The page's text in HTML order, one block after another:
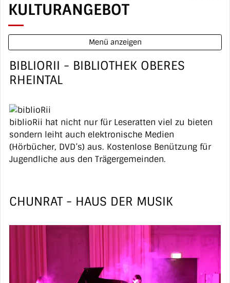
KULTURANGEBOT
Menü anzeigen
BIBLIORII - BIBLIOTHEK OBERES
RHEINTAL
biblioRii hat nicht nur für Leseratten viel zu bieten
sondern leiht auch elektronische Medien
(Hörbücher, DVD’s) aus. Kostenlose Benützung für
Jugendliche aus den Trägergemeinden.
CHUNRAT - HAUS DER MUSIK